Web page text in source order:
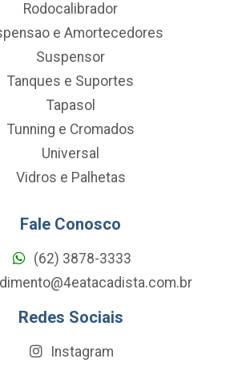
Rodocalibrador
e Amortecedores
Suspensor
Tanques e Suportes
Tapasol
Tunning e Cromados
Universal
Vidros e Palhetas
Fale Conosco
(62) 3878-3333
Redes Sociais
Instagram